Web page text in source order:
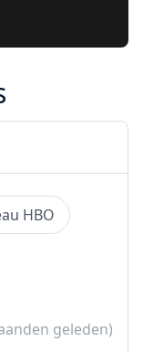
HBO
geleden)